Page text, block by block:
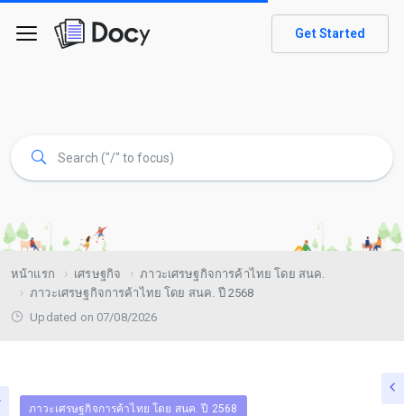
Get Started
หน้าแรก เศรษฐกิจ
ภาวะเศรษฐกิจการค้าไทย โดย สนค.
ภาวะเศรษฐกิจการค้าไทย โดย สนค. ปี 2568
Updated on 07/08/2026
ภาวะเศรษฐกิจการค้าไทย โดย สนค. ปี 2568